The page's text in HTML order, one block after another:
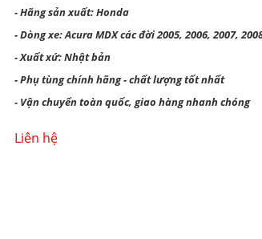
- Hãng sản xuất: Honda
- Dòng xe: Acura MDX các đời 2005, 2006, 2007,
- Xuất xứ: Nhật bản
- Phụ tùng chính hãng - chất lượng tốt nhất
- Vận chuyển toàn quốc, giao hàng nhanh chóng
Liên hệ